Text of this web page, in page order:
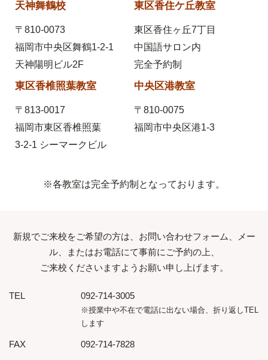
天神舞鶴校
〒810-0073
福岡市中央区舞鶴1-2-1
天神陽明ビル2F
東区香住ケ丘教室
東区香住ヶ丘7丁目
中国語サロン内
完全予約制
東区香椎照葉教室
〒813-0017
福岡市東区香椎照葉
3-2-1 シーマークビル
中央区港教室
〒810-0075
福岡市中央区港1-3
※各教室は完全予約制となっております。
新規でご来校をご希望の方は、お問い合わせフォーム、メー
ル、またはお電話にて事前にご予約の上、
ご来校くださいますようお願い申し上げます。
TEL 092-714-3005
※授業中や不在で電話に出ない場合、折り返しTEL
します
FAX 092-714-7828